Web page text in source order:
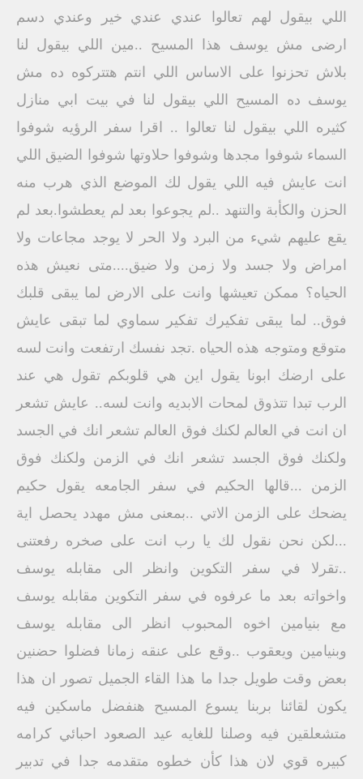
اللي بيقول لهم تعالوا عندي عندي خير وعندي دسم
ارضى مش يوسف هذا المسيح ..مين اللي بيقول لنا
بلاش تحزنوا على الاساس اللي انتم هتتركوه ده مش
يوسف ده المسيح اللي بيقول لنا في بيت ابي منازل
كثيره اللي بيقول لنا تعالوا .. اقرا سفر الرؤيه شوفوا
السماء شوفوا مجدها وشوفوا حلاوتها شوفوا الضيق اللي
انت عايش فيه اللي يقول لك الموضع الذي هرب منه
الحزن والكأبة والتنهد ..لم يجوعوا بعد لم يعطشوا.بعد لم
يقع عليهم شيء من البرد ولا الحر لا يوجد مجاعات ولا
امراض ولا جسد ولا زمن ولا ضيق....متى نعيش هذه
الحياه؟ ممكن تعيشها وانت على الارض لما يبقى قلبك
فوق.. لما يبقى تفكيرك تفكير سماوي لما تبقى عايش
متوقع ومتوجه هذه الحياه .تجد نفسك ارتفعت وانت لسه
على ارضك ابونا يقول اين هي قلوبكم تقول هي عند
الرب تبدا تتذوق لمحات الابديه وانت لسه.. عايش تشعر
ان انت في العالم لكنك فوق العالم تشعر انك في الجسد
ولكنك فوق الجسد تشعر انك في الزمن ولكنك فوق
الزمن ...قالها الحكيم في سفر الجامعه يقول حكيم
يضحك على الزمن الاتي ..بمعنى مش مهدد يحصل اية
...لكن نحن نقول لك يا رب انت على صخره رفعتنى
..تقرلا في سفر التكوين وانظر الى مقابله يوسف
واخواته بعد ما عرفوه في سفر التكوين مقابله يوسف
مع بنيامين اخوه المحبوب انظر الى مقابله يوسف
وبنيامين ويعقوب ..وقع على عنقه زمانا فضلوا حضنين
بعض وقت طويل جدا ما هذا القاء الجميل تصور ان هذا
يكون لقائنا بربنا يسوع المسيح هنفضل ماسكين فيه
متشعلقين فيه وصلنا للغايه عيد الصعود احبائي كرامه
كبيره قوي لان هذا كأن خطوه متقدمه جدا في تدبير